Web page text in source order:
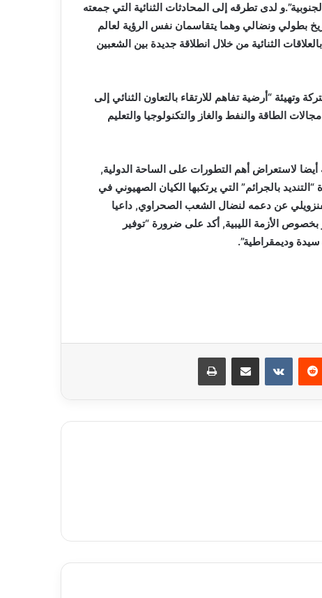
لدى تطرقه إلى المحادثات الثنائية التي جمعته
بطولي ونضالي وهما يتقاسمان نفس الرؤية لعالم
الثنائية من خلال انطلاقة جديدة بين الشعبين
وتهيئة “أرضية تفاهم للارتقاء بالتعاون الثنائي إلى
الطاقة والنفط والغاز والتكنولوجيا والتعليم
لاستعراض أهم التطورات على الساحة الدولية,
بالجرائم” التي يرتكبها الكيان الصهيوني في
عن دعمه لنضال الشعب الصحراوي, داعيا
الأزمة الليبية, أكد على ضرورة “توفير
سيدة وديمقراطية”.
مشاركة عبر البريد